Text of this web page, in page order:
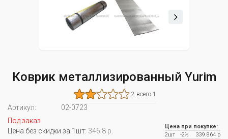
Коврик металлизированный Yurim
2 всего 1
Артикул:
02-0723
Под заказ
Цена без скидки за 1шт: 346.8 р.
Цена при покупке:
2шт
-2%
339.864 р